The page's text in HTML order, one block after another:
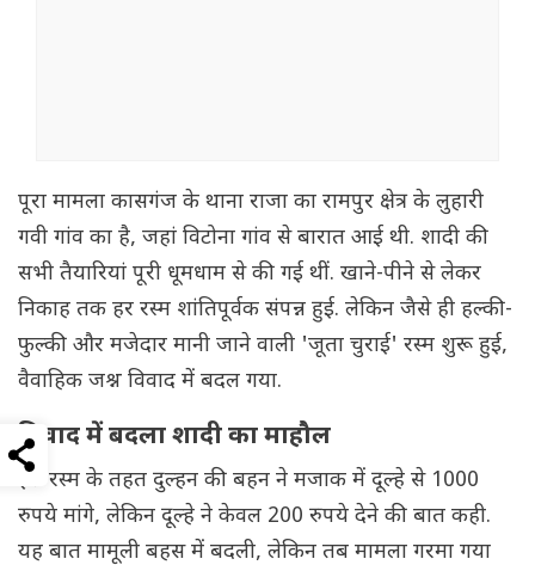
पूरा मामला कासगंज के थाना राजा का रामपुर क्षेत्र के लुहारी
गवी गांव का है, जहां विटोना गांव से बारात आई थी. शादी की
सभी तैयारियां पूरी धूमधाम से की गई थीं. खाने-पीने से लेकर
निकाह तक हर रस्म शांतिपूर्वक संपन्न हुई. लेकिन जैसे ही हल्की-
फुल्की और मजेदार मानी जाने वाली 'जूता चुराई' रस्म शुरू हुई,
वैवाहिक जश्न विवाद में बदल गया.
विवाद में बदला शादी का माहौल
इस रस्म के तहत दुल्हन की बहन ने मजाक में दूल्हे से 1000
रुपये मांगे, लेकिन दूल्हे ने केवल 200 रुपये देने की बात कही.
यह बात मामूली बहस में बदली, लेकिन तब मामला गरमा गया